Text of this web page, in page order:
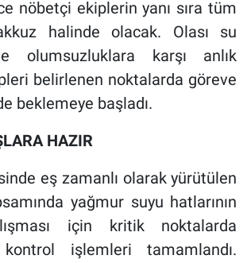
nöbetçi ekiplerin yanı sıra tüm
halinde olacak. Olası su
olumsuzluklara karşı anlık
belirlenen noktalarda göreve
beklemeye başladı.
HAZIR
eş zamanlı olarak yürütülen
yağmur suyu hatlarının
için kritik noktalarda
işlemleri tamamlandı.